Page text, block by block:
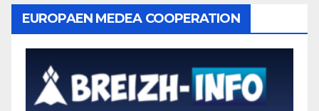
EUROPAEN MEDEA COOPERATION